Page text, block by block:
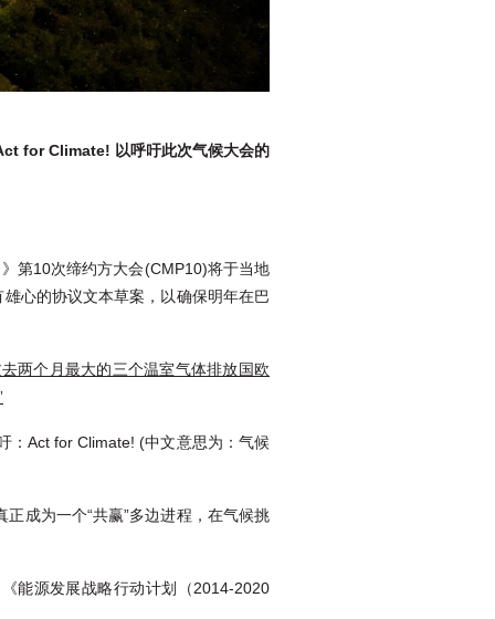
for Climate! 以呼吁此次气候大会的
第10次缔约方大会(CMP10)将于当地
心的协议文本草案，以确保明年在巴
两个月最大的三个温室气体排放国欧
：Act for Climate! (中文意思为：气候
成为一个“共赢”多边进程，在气候挑
能源发展战略行动计划（2014-2020